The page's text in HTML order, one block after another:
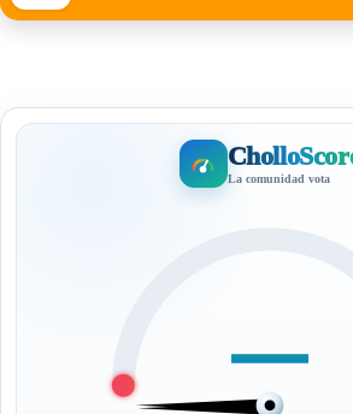
La comunidad vota
—